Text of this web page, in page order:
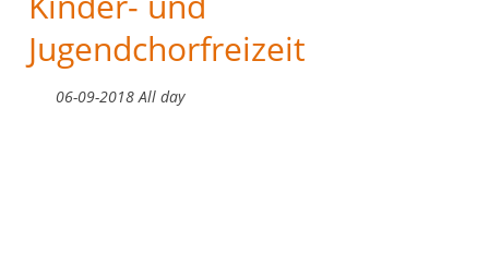
Jugendchorfreizeit
06-09-2018 All day